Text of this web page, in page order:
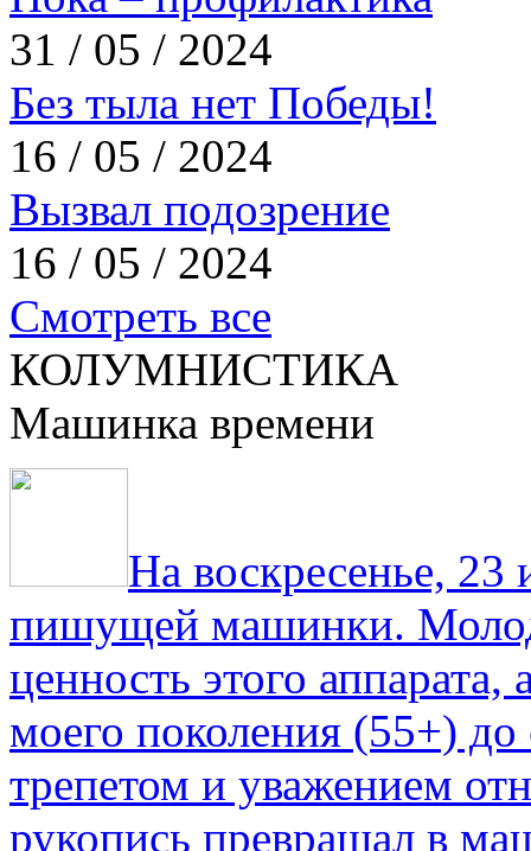
31 / 05 / 2024
Без тыла нет Победы!
16 / 05 / 2024
Вызвал подозрение
16 / 05 / 2024
Смотреть все
КОЛУМНИСТИКА
Машинка времени
На воскресенье,
пишущей машинки.
ценность этого
моего поколения (55+) до
трепетом и уважением
рукопись превращал в